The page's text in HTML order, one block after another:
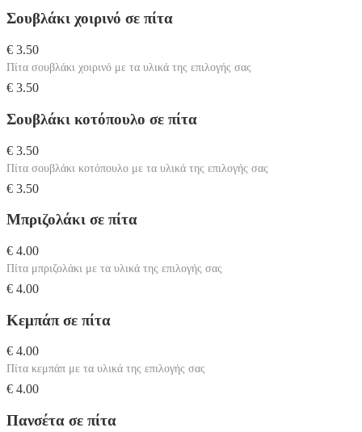
Σουβλάκι χοιρινό σε πίτα
€ 3.50
Πίτα σουβλάκι χοιρινό με τα υλικά της επιλογής σας
€ 3.50
Σουβλάκι κοτόπουλο σε πίτα
€ 3.50
Πίτα σουβλάκι κοτόπουλο με τα υλικά της επιλογής σας
€ 3.50
Μπριζολάκι σε πίτα
€ 4.00
Πίτα μπριζολάκι με τα υλικά της επιλογής σας
€ 4.00
Κεμπάπ σε πίτα
€ 4.00
Πίτα κεμπάπ με τα υλικά της επιλογής σας
€ 4.00
Πανσέτα σε πίτα